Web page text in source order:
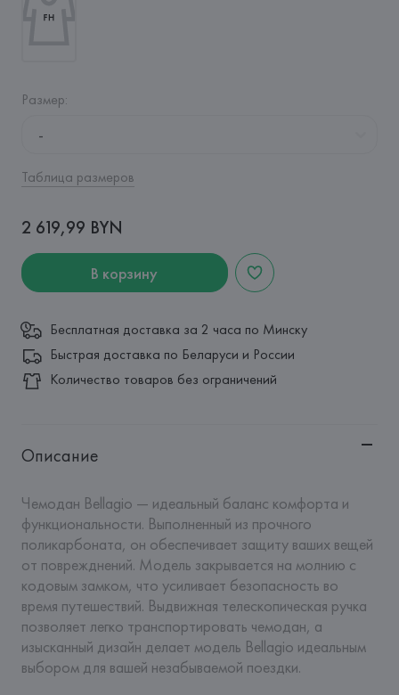
Размер:
-
Таблица размеров
2 619,99 BYN
В корзину
Бесплатная доставка за 2 часа по Минску
Быстрая доставка по Беларуси и России
Количество товаров без ограничений
Описание
Чемодан Bellagio — идеальный баланс комфорта и
функциональности. Выполненный из прочного
поликарбоната, он обеспечивает защиту ваших вещей
от поврежднений. Модель закрывается на молнию с
кодовым замком, что усиливает безопасность во
время путешествий. Выдвижная телескопическая ручка
позволяет легко транспортировать чемодан, а
изысканный дизайн делает модель Bellagio идеальным
выбором для вашей незабываемой поездки.